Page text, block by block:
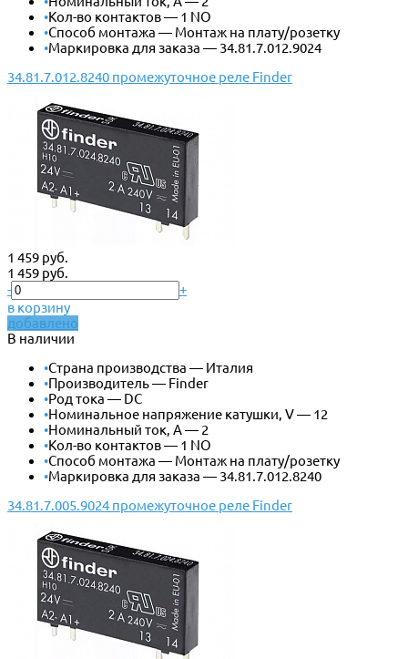
•Кол-во контактов — 1 NO
•Способ монтажа — Монтаж на плату/розетку
•Маркировка для заказа — 34.81.7.012.9024
34.81.7.012.8240 промежуточное реле Finder
1 459 руб.
1 459 руб.
-
+
в корзину
добавлено
В наличии
•Страна производства — Италия
•Производитель — Finder
•Род тока — DC
•Номинальное напряжение катушки, V — 12
•Номинальный ток, А — 2
•Кол-во контактов — 1 NO
•Способ монтажа — Монтаж на плату/розетку
•Маркировка для заказа — 34.81.7.012.8240
34.81.7.005.9024 промежуточное реле Finder